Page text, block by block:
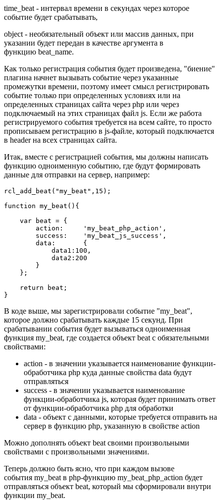
time_beat - интервал времени в секундах через которое
событие будет срабатывать,
object - необязательный объект или массив данных, при
указании будет передан в качестве аргумента в
функцию beat_name.
Как только регистрация события будет произведена, "биение"
плагина начнет вызывать событие через указанные
промежутки времени, поэтому имеет смысл регистрировать
событие только при определенных условиях или на
определенных страницах сайта через php или через
подключаемый на этих страницах файл js. Если же работа
регистрируемого события требуется на всем сайте, то просто
прописываем регистрацию в js-файле, который подключается
в header на всех страницах сайта.
Итак, вместе с регистрацией события, мы должны написать
функцию одноименную событию, где будут формировать
данные для отправки на сервер, например:
rcl_add_beat("my_beat",15);
function my_beat(){
    var beat = {
        action:     'my_beat_php_action',
        success:    'my_beat_js_success',
        data:       {
            data1:100,
            data2:200
        }
    };
    return beat;
}
В коде выше, мы зарегистрировали событие "my_beat",
которое должно срабатывать каждые 15 секунд. При
срабатывании события будет вызываться одноименная
функция my_beat, где создается объект beat с обязательными
свойствами:
action - в значении указывается наименование функции-
обработчика php куда данные свойства data будут
отправляться
success - в значении указывается наименование
функции-обработчика js, которая будет принимать ответ
от функции-обработчика php для обработки
data - объект с данными, которые требуется отправить на
сервер в функцию php, указанную в свойстве action
Можно дополнять объект beat своими произвольными
свойствами с произвольными значениями.
Теперь должно быть ясно, что при каждом вызове
события my_beat в php-функцию my_beat_php_action будет
отправляться объект beat, который мы сформировали внутри
функции my_beat.